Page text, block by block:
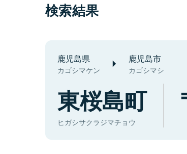
検索結果
鹿児島県
カゴシマケン
鹿児島市
カゴシマシ
東桜島町
ヒガシサクラジマチョウ